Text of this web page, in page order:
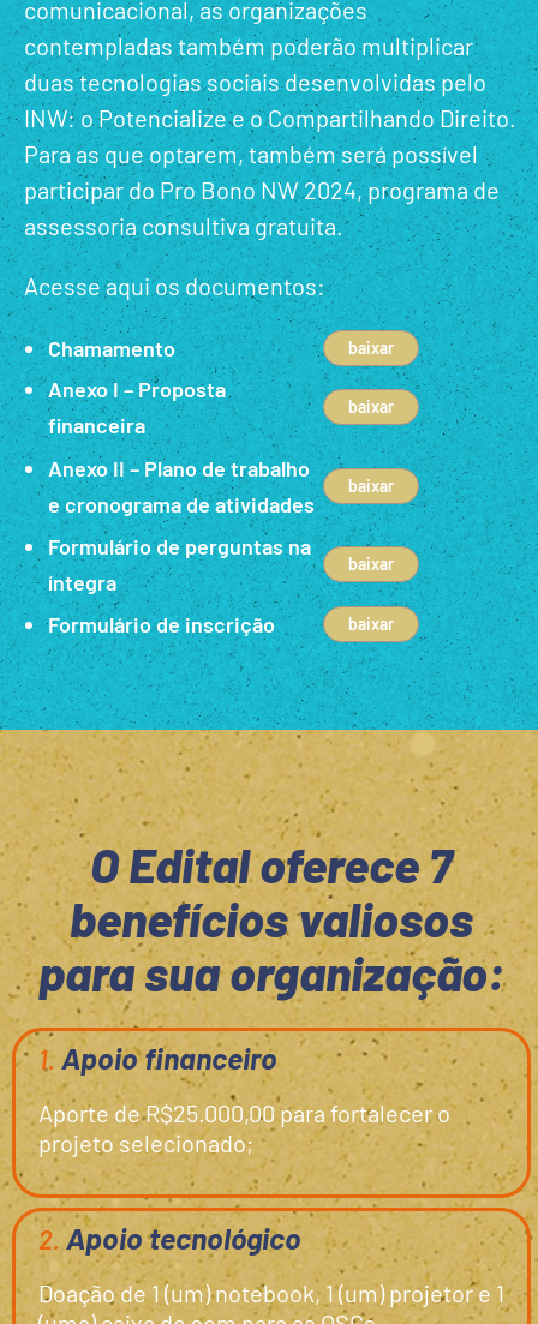
comunicacional, as organizações
contempladas também poderão multiplicar
duas tecnologias sociais desenvolvidas pelo
INW: o Potencialize e o Compartilhando Direito.
Para as que optarem, também será possível
participar do Pro Bono NW 2024, programa de
assessoria consultiva gratuita.
Acesse aqui os documentos:
Chamamento baixar
Anexo I – Proposta
financeira
baixar
Anexo II – Plano de trabalho
e cronograma de atividades
baixar
Formulário de perguntas na
íntegra
baixar
Formulário de inscrição baixar
O Edital oferece 7
benefícios valiosos
para sua organização:
1. Apoio financeiro
Aporte de R$25.000,00 para fortalecer o
projeto selecionado;
2.Apoio tecnológico
Doação de 1 (um) notebook, 1 (um) projetor e 1